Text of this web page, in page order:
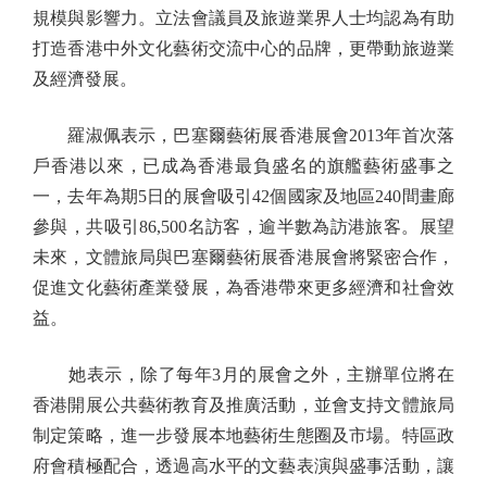
規模與影響力。立法會議員及旅遊業界人士均認為有助
打造香港中外文化藝術交流中心的品牌，更帶動旅遊業
及經濟發展。
羅淑佩表示，巴塞爾藝術展香港展會2013年首次落
戶香港以來，已成為香港最負盛名的旗艦藝術盛事之
一，去年為期5日的展會吸引42個國家及地區240間畫廊
參與，共吸引86,500名訪客，逾半數為訪港旅客。展望
未來，文體旅局與巴塞爾藝術展香港展會將緊密合作，
促進文化藝術產業發展，為香港帶來更多經濟和社會效
益。
她表示，除了每年3月的展會之外，主辦單位將在
香港開展公共藝術教育及推廣活動，並會支持文體旅局
制定策略，進一步發展本地藝術生態圈及市場。特區政
府會積極配合，透過高水平的文藝表演與盛事活動，讓